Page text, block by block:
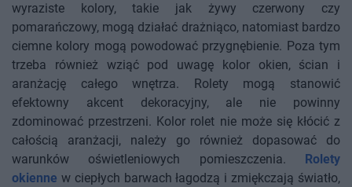
wyraziste kolory, takie jak żywy czerwony czy
pomarańczowy, mogą działać drażniąco, natomiast bardzo
ciemne kolory mogą powodować przygnębienie. Poza tym
trzeba również wziąć pod uwagę kolor okien, ścian i
aranżację całego wnętrza. Rolety mogą stanowić
efektowny akcent dekoracyjny, ale nie powinny
zdominować przestrzeni. Kolor rolet nie może się kłócić z
całością aranżacji, należy go również dopasować do
warunków oświetleniowych pomieszczenia.
Rolety
okienne w ciepłych barwach łagodzą i zmiękczają światło,